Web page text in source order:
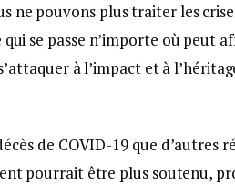
ne pouvons plus traiter les
se passe n’importe où peut
à l’impact et à
de COVID-19 que d’autres
pourrait être plus soutenu,